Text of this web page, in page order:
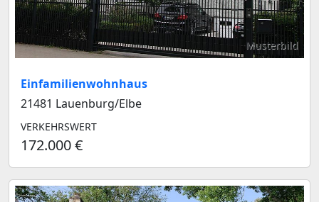
Musterbild
Einfamilienwohnhaus
21481 Lauenburg/Elbe
VERKEHRSWERT
172.000 €